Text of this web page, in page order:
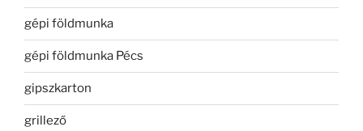
gépi földmunka
gépi földmunka Pécs
gipszkarton
grillező